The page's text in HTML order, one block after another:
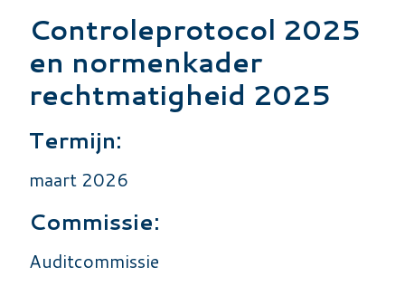
Controleprotocol 2025
en normenkader
rechtmatigheid 2025
Termijn:
maart 2026
Commissie:
Auditcommissie